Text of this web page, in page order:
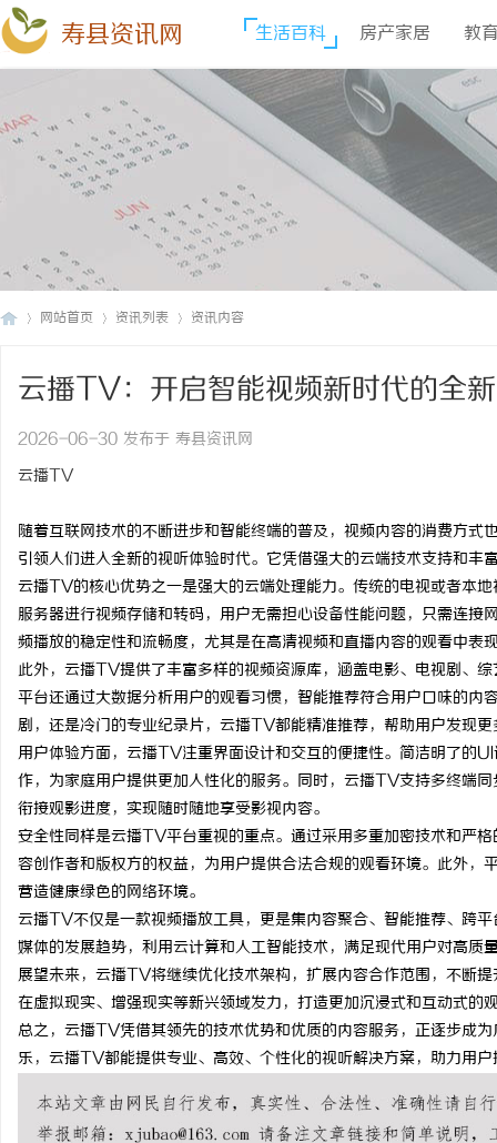
寿县资讯网 生活百科 房产家居 教
网站首页 资讯列表 资讯内容
云播TV：开启智能视频新时代的全
2026-06-30 发布于 寿县资讯网
云播TV
随着互联网技术的不断进步和智能终端的普及，视频内容的消费方
引领人们进入全新的视听体验时代。它凭借强大的云端技术支持和
云播TV的核心优势之一是强大的云端处理能力。传统的电视或者本
服务器进行视频存储和转码，用户无需担心设备性能问题，只需连
频播放的稳定性和流畅度，尤其是在高清视频和直播内容的观看中表
此外，云播TV提供了丰富多样的视频资源库，涵盖电影、电视剧、
平台还通过大数据分析用户的观看习惯，智能推荐符合用户口味的
剧，还是冷门的专业纪录片，云播TV都能精准推荐，帮助用户发现更
用户体验方面，云播TV注重界面设计和交互的便捷性。简洁明了的
作，为家庭用户提供更加人性化的服务。同时，云播TV支持多终端
衔接观影进度，实现随时随地享受影视内容。
安全性同样是云播TV平台重视的重点。通过采用多重加密技术和严
容创作者和版权方的权益，为用户提供合法合规的观看环境。此外
营造健康绿色的网络环境。
云播TV不仅是一款视频播放工具，更是集内容聚合、智能推荐、跨
媒体的发展趋势，利用云计算和人工智能技术，满足现代用户对高质
展望未来，云播TV将继续优化技术架构，扩展内容合作范围，不断
在虚拟现实、增强现实等新兴领域发力，打造更加沉浸式和互动式的
总之，云播TV凭借其领先的技术优势和优质的内容服务，正逐步成
乐，云播TV都能提供专业、高效、个性化的视听解决方案，助力用
RD01-D轴承专用产品：
键